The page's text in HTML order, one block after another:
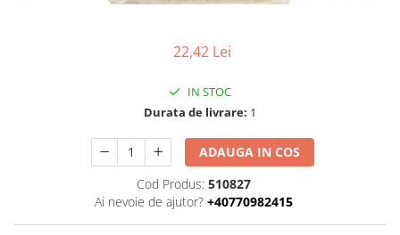
Sare si mixuri de sare
Dulceata si creme bio
Compoturi bio
22,42 Lei
IN STOC
Durata de livrare: 1
ADAUGA IN COS
Cod Produs: 510827
Ai nevoie de ajutor? +40770982415